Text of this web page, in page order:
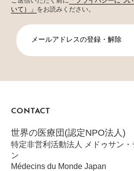
いて）」 をお読みください。
メールアドレスの登録・解除
CONTACT
世界の医療団(認定NPO法人)
特定非営利活動法人 メドゥサン
ン
Médecins du Monde Japan